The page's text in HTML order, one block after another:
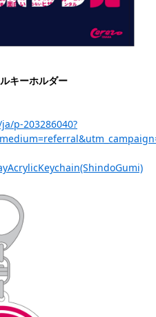
キーホルダー
p-203286040?